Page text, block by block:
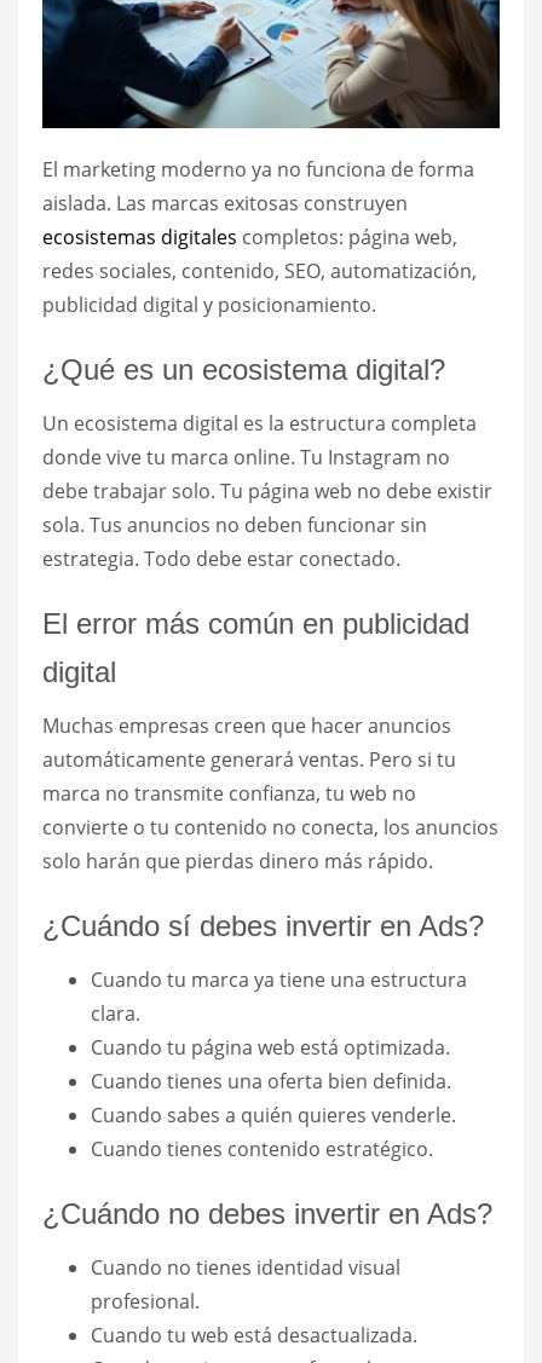
El marketing moderno ya no funciona de forma
aislada. Las marcas exitosas construyen
ecosistemas digitales completos: página web,
redes sociales, contenido, SEO, automatización,
publicidad digital y posicionamiento.
¿Qué es un ecosistema digital?
Un ecosistema digital es la estructura completa
donde vive tu marca online. Tu Instagram no
debe trabajar solo. Tu página web no debe existir
sola. Tus anuncios no deben funcionar sin
estrategia. Todo debe estar conectado.
El error más común en publicidad
digital
Muchas empresas creen que hacer anuncios
automáticamente generará ventas. Pero si tu
marca no transmite confianza, tu web no
convierte o tu contenido no conecta, los anuncios
solo harán que pierdas dinero más rápido.
¿Cuándo sí debes invertir en Ads?
Cuando tu marca ya tiene una estructura
clara.
Cuando tu página web está optimizada.
Cuando tienes una oferta bien definida.
Cuando sabes a quién quieres venderle.
Cuando tienes contenido estratégico.
¿Cuándo no debes invertir en Ads?
Cuando no tienes identidad visual
profesional.
Cuando tu web está desactualizada.